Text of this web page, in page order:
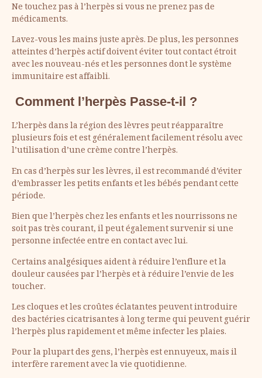
Ne touchez pas à l’herpès si vous ne prenez pas de
médicaments.
Lavez-vous les mains juste après. De plus, les personnes
atteintes d’herpès actif doivent éviter tout contact étroit
avec les nouveau-nés et les personnes dont le système
immunitaire est affaibli.
Comment l’herpès Passe-t-il ?
L’herpès dans la région des lèvres peut réapparaître
plusieurs fois et est généralement facilement résolu avec
l’utilisation d’une crème contre l’herpès.
En cas d’herpès sur les lèvres, il est recommandé d’éviter
d’embrasser les petits enfants et les bébés pendant cette
période.
Bien que l’herpès chez les enfants et les nourrissons ne
soit pas très courant, il peut également survenir si une
personne infectée entre en contact avec lui.
Certains analgésiques aident à réduire l’enflure et la
douleur causées par l’herpès et à réduire l’envie de les
toucher.
Les cloques et les croûtes éclatantes peuvent introduire
des bactéries cicatrisantes à long terme qui peuvent guérir
l’herpès plus rapidement et même infecter les plaies.
Pour la plupart des gens, l’herpès est ennuyeux, mais il
interfère rarement avec la vie quotidienne.